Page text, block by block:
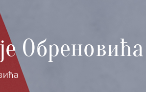
Обреновића